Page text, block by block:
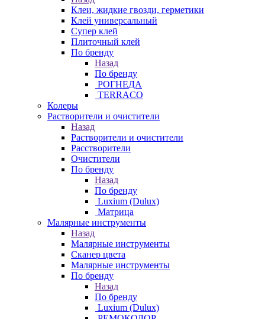
Клеи, жидкие гвозди, герметики
Клей универсальный
Супер клей
Плиточный клей
По бренду
Назад
По бренду
РОГНЕДА
TERRACO
Колеры
Растворители и очистители
Назад
Растворители и очистители
Расстворители
Очистители
По бренду
Назад
По бренду
Luxium (Dulux)
Матрица
Малярные инструменты
Назад
Малярные инструменты
Сканер цвета
Малярные инструменты
По бренду
Назад
По бренду
Luxium (Dulux)